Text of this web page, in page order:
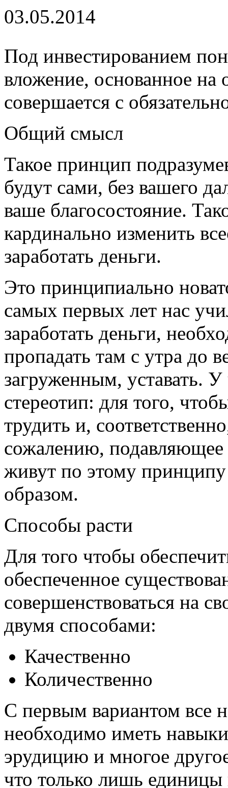
03.05.2014
Под инвестированием
вложение, основанное на
совершается с
Общий смысл
Такое принцип
будут сами, без вашего
ваше благосостояние.
кардинально изменить
заработать деньги.
Это принципиально
самых первых лет нас
заработать деньги,
пропадать там с утра до
загруженным, уставать. У
стереотип: для того,
трудить и,
сожалению,
живут по этому
образом.
Способы расти
Для того чтобы
обеспеченное
совершенствоваться на
двумя способами:
Качественно
Количественно
С первым вариантом все
необходимо иметь
эрудицию и многое
что только лишь единицы